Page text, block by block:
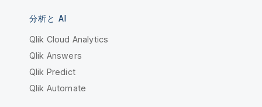
分析と AI
Qlik Cloud Analytics
Qlik Answers
Qlik Predict
Qlik Automate